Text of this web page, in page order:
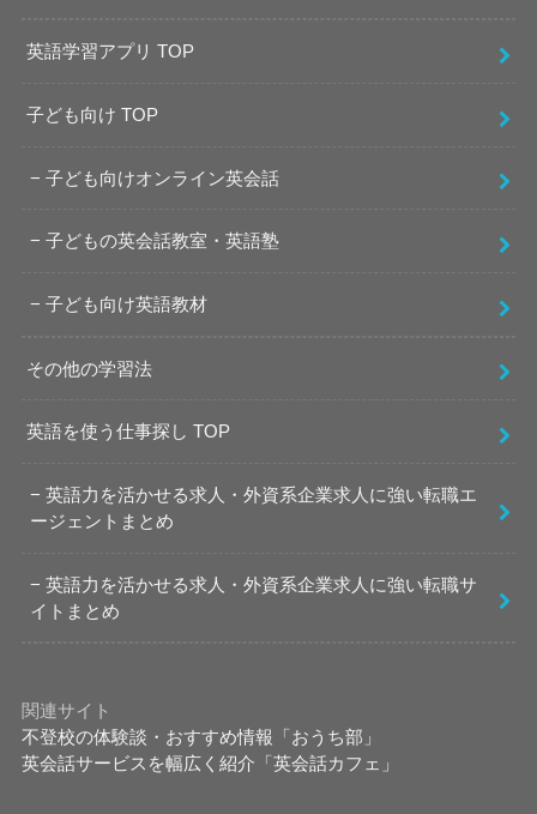
英語学習アプリ TOP
子ども向け TOP
子ども向けオンライン英会話
子どもの英会話教室・英語塾
子ども向け英語教材
その他の学習法
英語を使う仕事探し TOP
英語力を活かせる求人・外資系企業求人に強い転職エ
ージェントまとめ
英語力を活かせる求人・外資系企業求人に強い転職サ
イトまとめ
関連サイト
不登校の体験談・おすすめ情報「おうち部」
英会話サービスを幅広く紹介「英会話カフェ」